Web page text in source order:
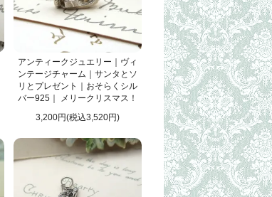
アンティークジュエリー｜ヴィ
ンテージチャーム｜サンタとソ
リとプレゼント｜おそらくシル
バー925｜ メリークリスマス！
3,200円(税込3,520円)